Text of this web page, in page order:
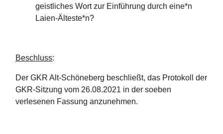
geistliches Wort zur Einführung durch eine*n
Laien-Älteste*n?
Beschluss:
Der GKR Alt-Schöneberg beschließt, das Protokoll der
GKR-Sitzung vom 26.08.2021 in der soeben
verlesenen Fassung anzunehmen.